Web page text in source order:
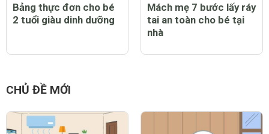
Bảng thực đơn cho bé
2 tuổi giàu dinh dưỡng
Mách mẹ 7 bước lấy ráy
tai an toàn cho bé tại
nhà
CHỦ ĐỀ MỚI